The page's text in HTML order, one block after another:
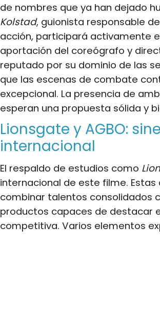
de nombres que ya han dejado
Kolstad, guionista responsable
acción, participará activamente
aportación del coreógrafo y
reputado por su dominio de las
que las escenas de combate
excepcional. La presencia de
esperan una propuesta sólida y
Lionsgate y AGBO:
internacional
El respaldo de estudios como
internacional de este filme.
combinar talentos consolidados
productos capaces de destacar
competitiva. Varios elementos